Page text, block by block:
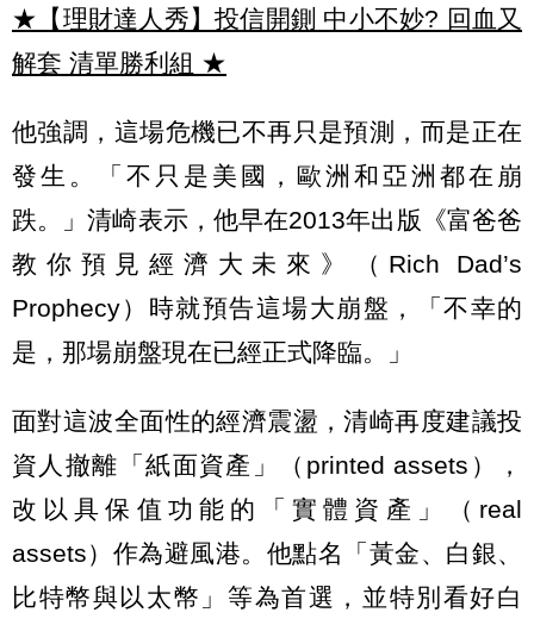
★【理財達人秀】投信開鍘 中小不妙? 回血又
解套 清單勝利組 ★
他強調，這場危機已不再只是預測，而是正在
發生。「不只是美國，歐洲和亞洲都在崩
跌。」清崎表示，他早在2013年出版《富爸爸
教你預見經濟大未來》（Rich Dad’s
Prophecy）時就預告這場大崩盤，「不幸的
是，那場崩盤現在已經正式降臨。」
面對這波全面性的經濟震盪，清崎再度建議投
資人撤離「紙面資產」（printed assets），
改以具保值功能的「實體資產」（real
assets）作為避風港。他點名「黃金、白銀、
比特幣與以太幣」等為首選，並特別看好白